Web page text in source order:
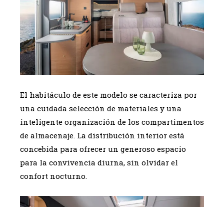
El habitáculo de este modelo se caracteriza por
una cuidada selección de materiales y una
inteligente organización de los compartimentos
de almacenaje. La distribución interior está
concebida para ofrecer un generoso espacio
para la convivencia diurna, sin olvidar el
confort nocturno.